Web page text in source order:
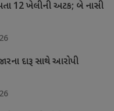
12 ખેલીની અટક; બે નાસી
દારૂ સાથે આરોપી